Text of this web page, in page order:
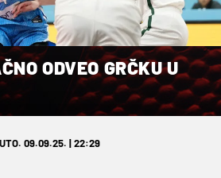
ODVEO GRČKU U
09.09.25. | 22:29